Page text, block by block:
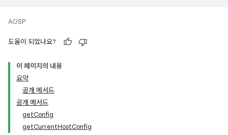
AOSP
도움이 되었나요?
이 페이지의 내용
요약
공개 메서드
공개 메서드
getConfig
getCurrentHostConfig